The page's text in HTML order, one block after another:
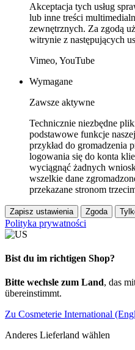
Akceptacja tych usług
lub inne treści
zewnętrznych. Za zgodą
witrynie z następujących
Vimeo, YouTube
Wymagane
Zawsze aktywne
Technicznie niezbędne
podstawowe funkcje
przykład do gromadzenia
logowania się do konta
wyciągnąć żadnych
wszelkie dane
przekazane stronom
Zapisz ustawienia Zgoda
Polityka prywatności
Bist du im richtigen Shop?
Bitte wechsle zum Land, das
übereinstimmt.
Zu Cosmeterie International
Anderes Lieferland wählen